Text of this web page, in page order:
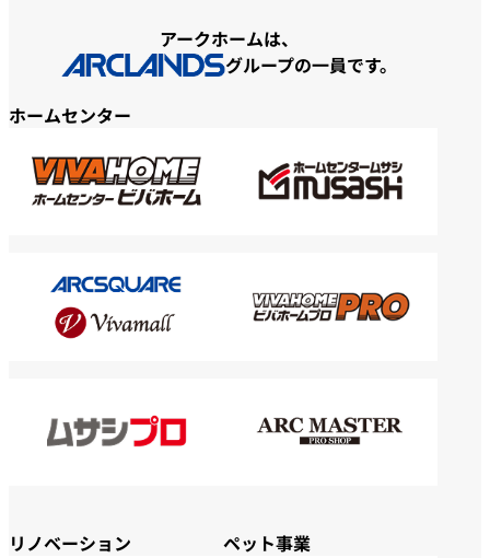
アークホームは、
グループの一員です。
ホームセンター
リノベーション ペット事業